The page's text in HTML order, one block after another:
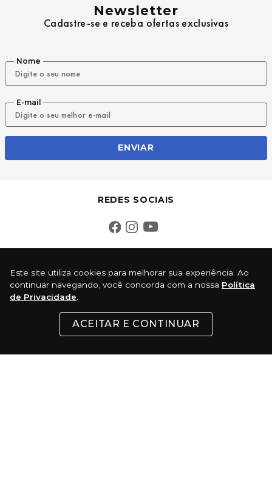
Este site utiliza cookies para melhorar sua experiência. Ao
continuar navegando, você concorda com a nossa Política
de Privacidade
ACEITAR E CONTINUAR
Newsletter
Cadastre-se e receba ofertas exclusivas
Nome
E-mail
ENVIAR
REDES SOCIAIS
INSTITUCIONAL